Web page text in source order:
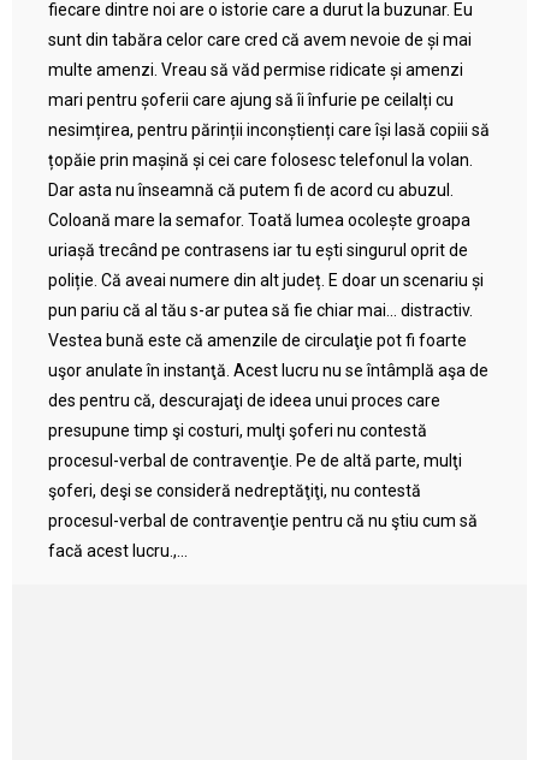
fiecare dintre noi are o istorie care a durut la buzunar. Eu
sunt din tabăra celor care cred că avem nevoie de și mai
multe amenzi. Vreau să văd permise ridicate și amenzi
mari pentru șoferii care ajung să îi înfurie pe ceilalți cu
nesimțirea, pentru părinții inconștienți care își lasă copiii să
țopăie prin mașină și cei care folosesc telefonul la volan.
Dar asta nu înseamnă că putem fi de acord cu abuzul.
Coloană mare la semafor. Toată lumea ocolește groapa
uriașă trecând pe contrasens iar tu ești singurul oprit de
poliție. Că aveai numere din alt județ. E doar un scenariu și
pun pariu că al tău s-ar putea să fie chiar mai… distractiv.
Vestea bună este că amenzile de circulaţie pot fi foarte
uşor anulate în instanţă. Acest lucru nu se întâmplă aşa de
des pentru că, descurajaţi de ideea unui proces care
presupune timp şi costuri, mulţi şoferi nu contestă
procesul-verbal de contravenţie. Pe de altă parte, mulţi
şoferi, deşi se consideră nedreptăţiţi, nu contestă
procesul-verbal de contravenţie pentru că nu ştiu cum să
facă acest lucru.,...